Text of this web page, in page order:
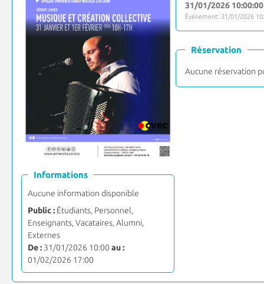
Informations
Aucune information disponible
Public :Étudiants, Personnel,
Enseignants, Vacataires, Alumni,
Externes
De :31/01/2026 10:00 au :
01/02/2026 17:00
31/01/2026 10:00:00
Événement: 31/01/2026
Réservation
Aucune réservation